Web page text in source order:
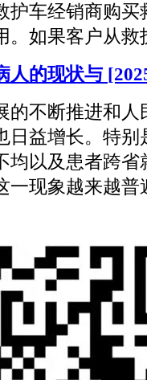
护车经销商购买
。如果客户从救
人的现状与
的不断推进和人
日益增长。特别
均以及患者跨
一现象越来越普